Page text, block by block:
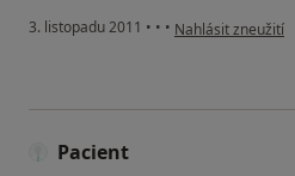
3. listopadu 2011 • • • podle názoru
Nahlásit zneužití
Pacient